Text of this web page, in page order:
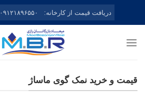
دریافت قیمت از کارخانه: ۰۹۱۲۱۸۹۶۵۵۰
قیمت و خرید نمک گوی ماساژ